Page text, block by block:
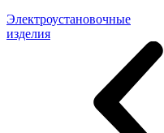
Электроустановочные
изделия